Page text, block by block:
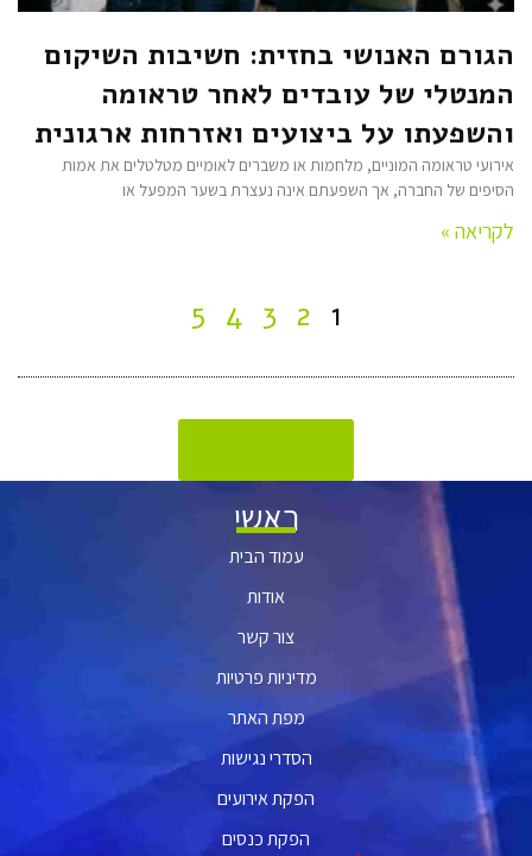
הגורם האנושי בחזית: חשיבות השיקום
המנטלי של עובדים לאחר טראומה
והשפעתו על ביצועים ואזרחות ארגונית
אירועי טראומה המוניים, מלחמות או משברים לאומיים מטלטלים את אמות
הסיפים של החברה, אך השפעתם אינה נעצרת בשער המפעל או
לקריאה »
1
2
3
4
5
ראשי
עמוד הבית
אודות
צור קשר
מדיניות פרטיות
מפת האתר
הסדרי נגישות
הפקת אירועים
הפקת כנסים